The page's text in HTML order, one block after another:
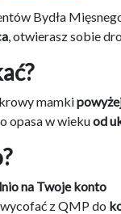
Bydła
, otwierasz sobie
mamki
opasa w wiekuod
na Twoje konto
wycofać z QMP do